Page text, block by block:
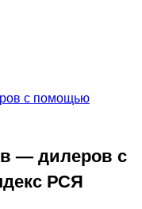
— дилеров с
РСЯ